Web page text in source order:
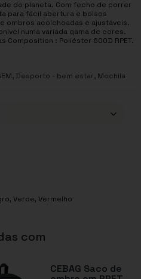
do planeta. Com fecho de correr
para fácil abertura e bolsos
ombros acolchoadas e ajustáveis.
numa variada gama de cores.
Composition : Poliéster 600D RPET.
, Desporto - bem estar, Mochila
, Verde, Vermelho
com
CEBAG Saco de